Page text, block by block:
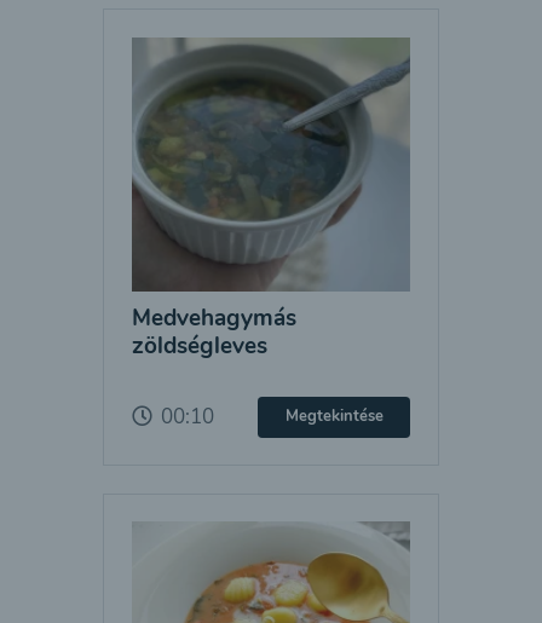
Medvehagymás
zöldségleves
00:10 Megtekintése